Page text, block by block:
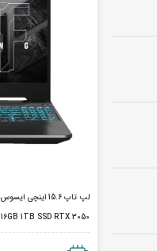
16GB 1TB SSD RTX 3050